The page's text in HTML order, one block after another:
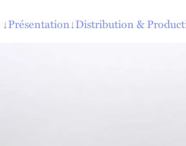
↓Présentation↓Distribution &